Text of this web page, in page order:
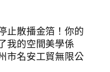
散播金箔！你的
我的空間美學係
名安工貿無限公